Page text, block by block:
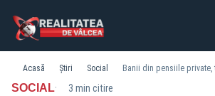
Acasă Știri Social
SOCIAL· 3 min citire